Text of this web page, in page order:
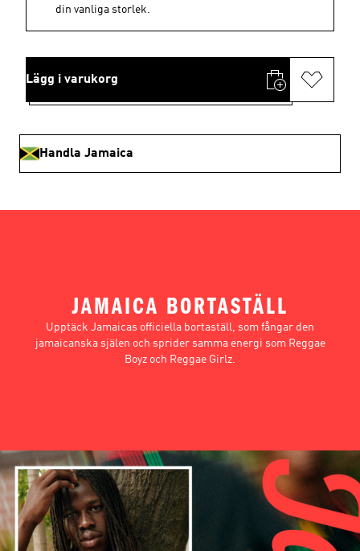
din vanliga storlek.
Lägg i varukorg
Handla Jamaica
JAMAICA BORTASTÄLL
Upptäck Jamaicas officiella bortaställ, som fångar den
jamaicanska själen och sprider samma energi som Reggae
Boyz och Reggae Girlz.